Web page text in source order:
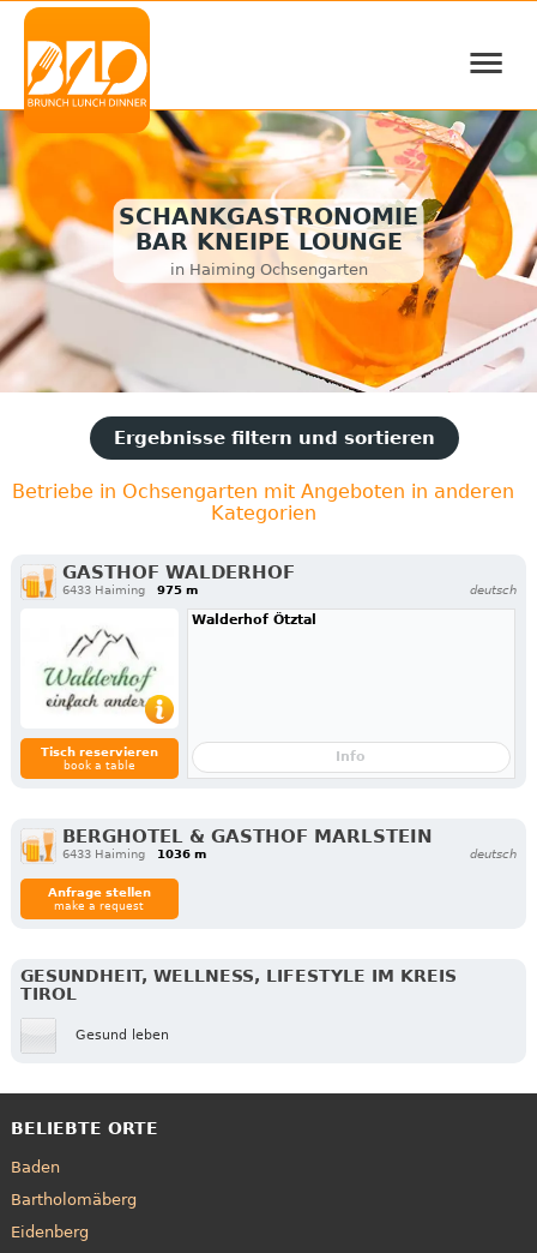
≡
SCHANKGASTRONOMIE
BAR KNEIPE LOUNGE
in Haiming Ochsengarten
Ergebnisse filtern und sortieren
Betriebe in Ochsengarten mit Angeboten in anderen
Kategorien
GASTHOF WALDERHOF
6433 Haiming 975 m deutsch
Tisch reservieren
book a table
Walderhof Ötztal
Info
BERGHOTEL & GASTHOF MARLSTEIN
6433 Haiming 1036 m deutsch
Anfrage stellen
make a request
GESUNDHEIT, WELLNESS, LIFESTYLE IM KREIS
TIROL
Gesund leben
BELIEBTE ORTE
Baden
Bartholomäberg
Eidenberg